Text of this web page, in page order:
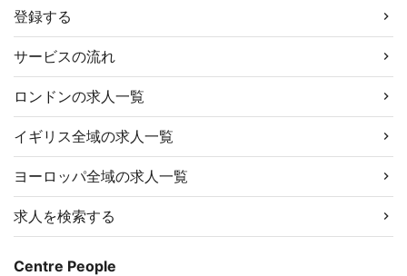
登録する
サービスの流れ
ロンドンの求人一覧
イギリス全域の求人一覧
ヨーロッパ全域の求人一覧
求人を検索する
Centre People